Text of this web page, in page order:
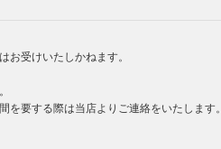
お受けいたしかねます。
を要する際は当店よりご連絡をいたします。